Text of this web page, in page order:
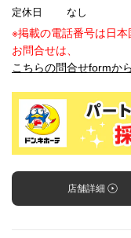
定休日
なし
※掲載の電話番号は日
お問合せは、
こちらの問合せformから
店舗詳細